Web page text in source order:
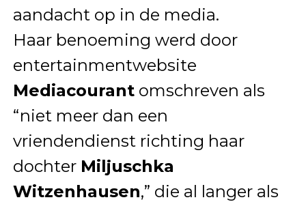
aandacht op in de media.
Haar benoeming werd door
entertainmentwebsite
Mediacourantomschreven als
“niet meer dan een
vriendendienst richting haar
dochter Miljuschka
Witzenhausen,” die al langer als